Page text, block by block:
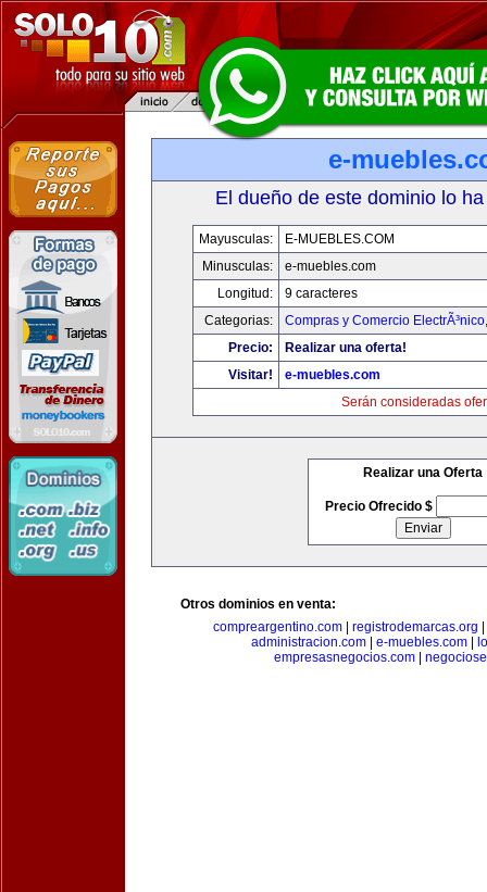
e-
El dueño de este dominio lo
Mayusculas:
E-MUEBLES.COM
Minusculas:
e-muebles.com
Longitud:
9 caracteres
Categorias:
Compras y Comercio ElectrÃ³nico
Precio:
Realizar una oferta!
Visitar!
e-muebles.com
Serán consideradas
Realizar una Oferta
Precio Ofrecido $
Otros dominios en venta:
compreargentino.com
registrodemarcas.org
administracion.com
e-muebles.com
empresasnegocios.com|